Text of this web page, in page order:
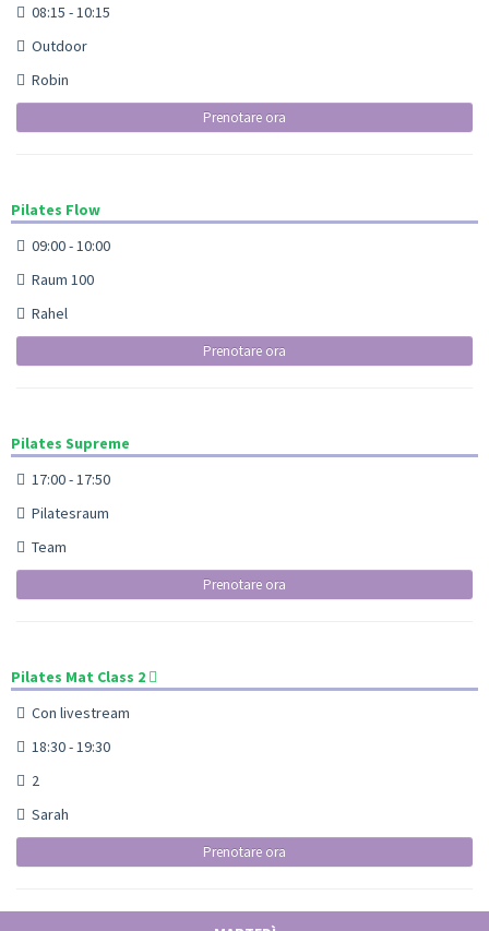
08:15 - 10:15
Outdoor
Robin
Prenotare ora
Pilates Flow
09:00 - 10:00
Raum 100
Rahel
Prenotare ora
Pilates Supreme
17:00 - 17:50
Pilatesraum
Team
Prenotare ora
Pilates Mat Class 2
Con livestream
18:30 - 19:30
2
Sarah
Prenotare ora